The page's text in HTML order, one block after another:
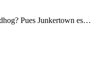
Pues Junkertown es…